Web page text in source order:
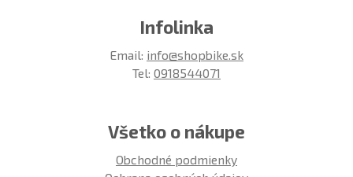
Infolinka
Email: info@shopbike.sk
Tel: 0918544071
Všetko o nákupe
Obchodné podmienky